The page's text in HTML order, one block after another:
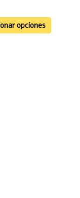
opciones
de